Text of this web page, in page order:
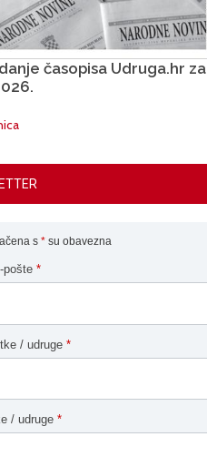
časopisa Udruga.hr za
s * su obavezna
pošte *
/ udruge *
/ udruge *